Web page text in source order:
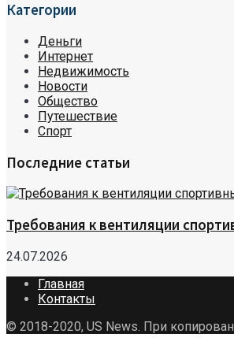
Категории
Деньги
Интернет
Недвижимость
Новости
Общество
Путешествие
Спорт
Последние статьи
Требования к вентиляции
24.07.2026
Главная
Контакты
© 2018-2020, US News. При